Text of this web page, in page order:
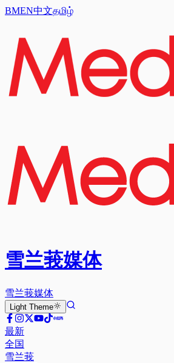
BMEN中文தமிழ்
雪兰莪媒体
雪兰莪媒体
Light Theme
最新
全国
雪兰莪